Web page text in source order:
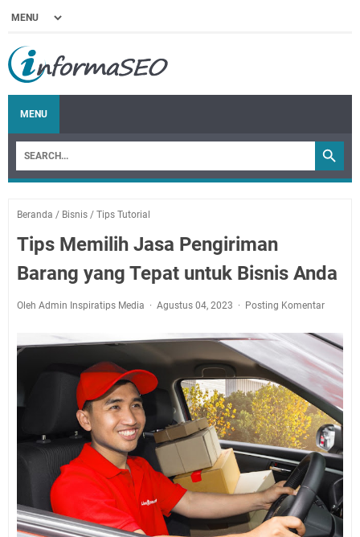
MENU
Beranda / Bisnis / Tips Tutorial
Tips Memilih Jasa Pengiriman
Barang yang Tepat untuk Bisnis Anda
Oleh Admin Inspiratips Media Agustus 04, 2023 Posting Komentar